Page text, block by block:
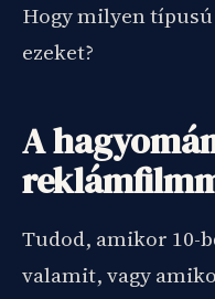
Hogy milyen
ezeket?
A
Tudod, amikor 10-
valamit, vagy